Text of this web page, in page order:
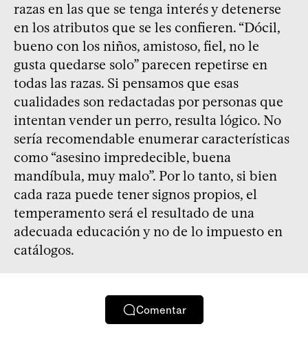
razas en las que se tenga interés y detenerse
en los atributos que se les confieren. “Dócil,
bueno con los niños, amistoso, fiel, no le
gusta quedarse solo” parecen repetirse en
todas las razas. Si pensamos que esas
cualidades son redactadas por personas que
intentan vender un perro, resulta lógico. No
sería recomendable enumerar características
como “asesino impredecible, buena
mandíbula, muy malo”. Por lo tanto, si bien
cada raza puede tener signos propios, el
temperamento será el resultado de una
adecuada educación y no de lo impuesto en
catálogos.
Comentar